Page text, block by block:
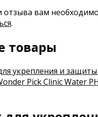
отзыва вам необходимо
.
товары